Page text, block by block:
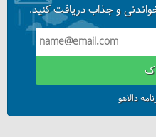
و جذاب دریافت کنید.
دالاهو